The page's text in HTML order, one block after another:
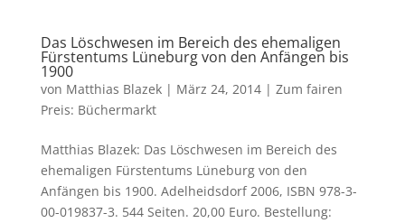
Das Löschwesen im Bereich des ehemaligen
Fürstentums Lüneburg von den Anfängen bis
1900
von Matthias Blazek| März 24, 2014| Zum fairen
Preis: Büchermarkt
Matthias Blazek: Das Löschwesen im Bereich des
ehemaligen Fürstentums Lüneburg von den
Anfängen bis 1900. Adelheidsdorf 2006, ISBN 978-3-
00-019837-3. 544 Seiten. 20,00 Euro. Bestellung: